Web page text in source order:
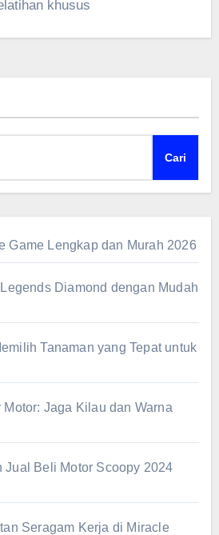
khusus
Cari
Game Lengkap dan Murah 2026
Diamond dengan Mudah
Tanaman yang Tepat untuk
Jaga Kilau dan Warna
Jual Beli Motor Scoopy 2024
Seragam Kerja di Miracle